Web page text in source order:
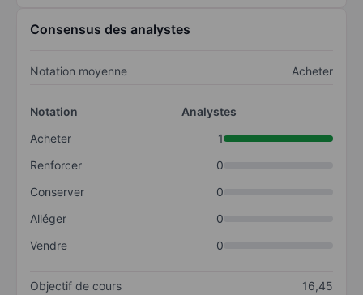
Consensus des analystes
Notation moyenne Acheter
Notation
Analystes
Acheter
1
Renforcer
0
Conserver
0
Alléger
0
Vendre
0
Objectif de cours
16,45